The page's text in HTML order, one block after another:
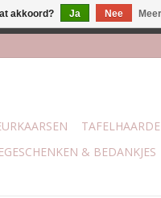
& BEDANKJES
akkoord? Ja Nee
107 Zwolle | boven de 70